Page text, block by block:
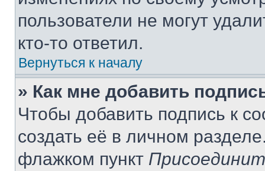
пользователи не могут
кто-то ответил.
Вернуться к началу
» Как мне добавить
Чтобы добавить подпись к
создать её в личном
флажком пункт